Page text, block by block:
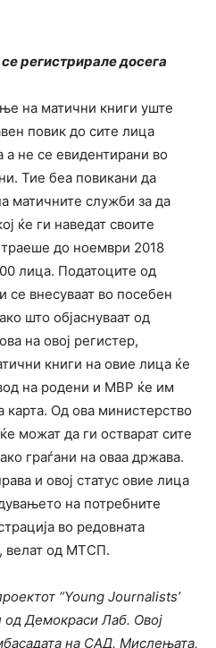
регистрирале досега
на матични книги уште
повик до сите лица
а не се евидентирани во
Тие беа повикани да
матичните служби за да
ќе ги наведат своите
до ноември 2018
лица. Податоците од
внесуваат во посебен
што објаснуваат од
на овој регистер,
книги на овие лица ќе
на родени и МВР ќе им
карта. Од ова министерство
можат да ги остварат сите
граѓани на оваа држава.
и овој статус овие лица
на потребните
во редовната
велат од МТСП.
“Young Journalists’
Демокраси Лаб. Овој
на САД. Мислењата,